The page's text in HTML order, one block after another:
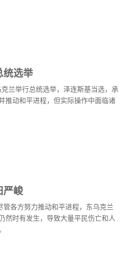
统选举
兰举行总统选举，泽连斯基当选，承
推动和平进程，但实际操作中面临诸
严峻
各方努力推动和平进程，东乌克兰
然时有发生，导致大量平民伤亡和人